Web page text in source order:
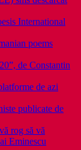
International
poems
de Constantin
de azi
publicate de
rog să vă
Eminescu